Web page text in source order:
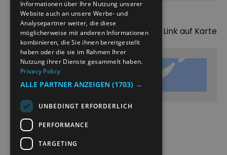
Karte Link auf Karte
GERMAN
Informationen über Ihre Nutzung unserer
Website auch an unsere Werbe- und
Analysepartner weiter, die diese
möglicherweise mit anderen Informationen
kombinieren, die Sie ihnen bereitgestellt
haben oder die sie im Rahmen Ihrer
Nutzung ihrer Dienste gesammelt haben.
Privacy Policy
ALLE PARTNER ANZEIGEN (1703) →
UNBEDINGT ERFORDERLICH
PERFORMANCE
TARGETING